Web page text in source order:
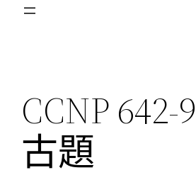
CCNP 642-
古題